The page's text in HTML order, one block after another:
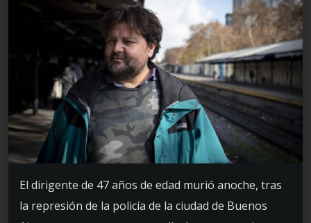
El dirigente de 47 años de edad murió anoche, tras
la represión de la policía de la ciudad de Buenos